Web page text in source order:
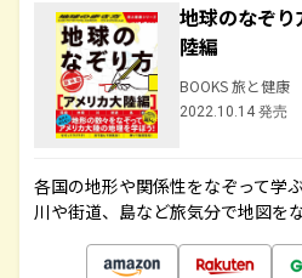
地球のなぞ
陸編
BOOKS 旅と健康
2022.10.14 発売
各国の地形や関係性をなぞって学
川や街道、島など旅気分で地図を